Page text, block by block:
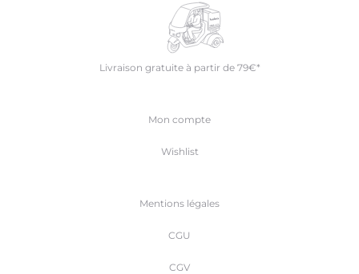
Livraison gratuite à partir de 79€*
Mon compte
Wishlist
Mentions légales
CGU
CGV